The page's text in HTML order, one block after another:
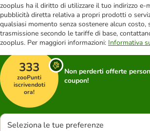
zooplus ha il diritto di utilizzare il tuo indirizzo e-
pubblicità diretta relativa a propri prodotti o
qualsiasi momento senza sostenere alcun costo,
trasmissione secondo le tariffe di base,
zooplus. Per maggiori informazioni: Informativa
333
zooPunti
iscrivendoti
ora!
Non perderti offerte
coupon!
Seleziona le tue preferenze